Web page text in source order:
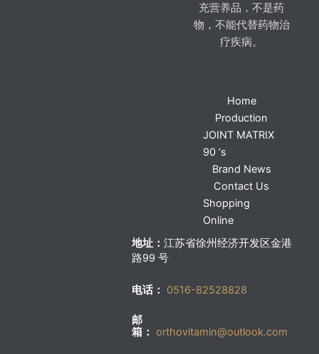
充营养品，不是药
物，不能代替药物治
疗疾病。
Home
Production
JOINT MATRIX
90 ‘s
Brand News
Contact Us
Shopping
Online
地址： 江苏省徐州经济开发区金港
路99 号
电话： 0516-82528828
邮
箱： orthovitamin@outlook.com